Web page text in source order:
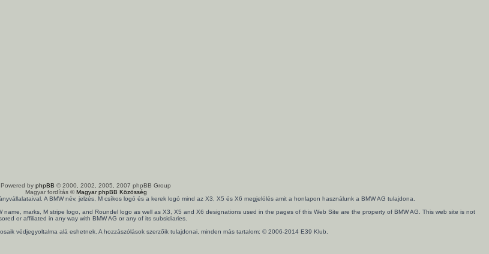
Powered by phpBB © 2000, 2002, 2005, 2007 phpBB Group
Magyar fordítás ©Magyar phpBB Közösség
A BMW név, jelzés, M csíkos logó és a kerek logó mind az X3, X5 és X6 megjelölés amit a honlapon használunk a BMW AG tulajdona.
marks, M stripe logo, and Roundel logo as well as X3, X5 and X6 designations used in the pages of this Web Site are the property of BMW AG. This web site is not
or affiliated in any way with BMW AG or any of its subsidiaries.
védjegyoltalma alá eshetnek. A hozzászólások szerzőik tulajdonai, minden más tartalom: © 2006-2014 E39 Klub.